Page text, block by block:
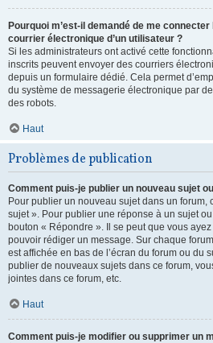
Pourquoi m’est-il demandé de me
courrier électronique d’un utilisateur ?
Si les administrateurs ont activé cette
inscrits peuvent envoyer des courriers
depuis un formulaire dédié. Cela permet
du système de messagerie électronique par
des robots.
Haut
Problèmes de publication
Comment puis-je publier un nouveau sujet
Pour publier un nouveau sujet dans un forum,
sujet ». Pour publier une réponse à un sujet
bouton « Répondre ». Il se peut que vous
pouvoir rédiger un message. Sur chaque
est affichée en bas de l’écran du forum ou du
publier de nouveaux sujets dans ce forum,
jointes dans ce forum, etc.
Haut
Comment puis-je modifier ou supprimer un